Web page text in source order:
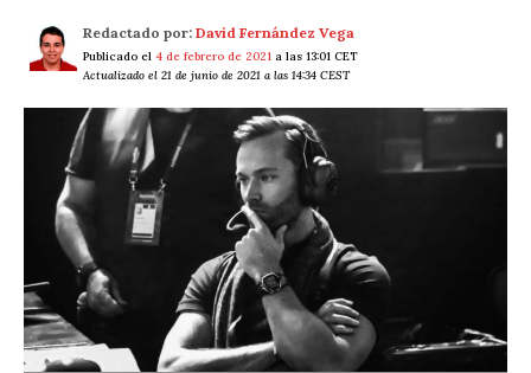
Redactado por: David Fernández Vega
Publicado el 4 de febrero de 2021 a las 13:01 CET
Actualizado el 21 de junio de 2021 a las 14:34 CEST